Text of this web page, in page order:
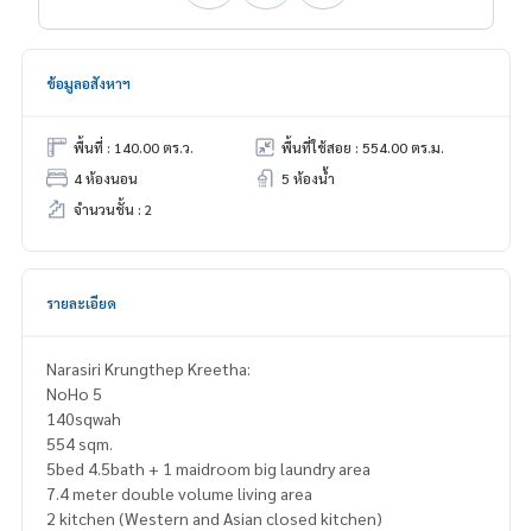
ข้อมูลอสังหาฯ
พื้นที่ : 140.00 ตร.ว.
พื้นที่ใช้สอย : 554.00 ตร.ม.
4 ห้องนอน
5 ห้องน้ำ
จำนวนชั้น : 2
รายละเอียด
Narasiri Krungthep Kreetha:
NoHo 5
140sqwah
554 sqm.
5bed 4.5bath + 1 maidroom big laundry area
7.4 meter double volume living area
2 kitchen (Western and Asian closed kitchen)